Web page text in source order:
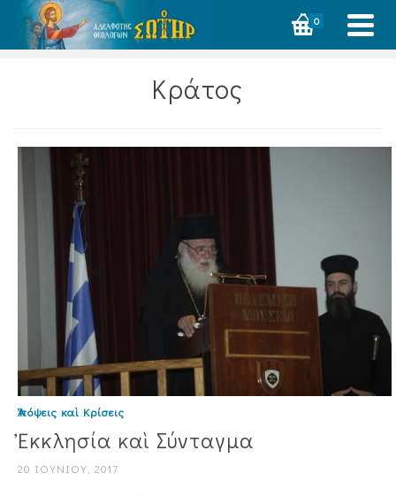
0
Κράτος
Ἀπόψεις καὶ Κρίσεις
Ἐκκλησία καὶ Σύνταγµα
20 ΙΟΥΝΊΟΥ, 2017